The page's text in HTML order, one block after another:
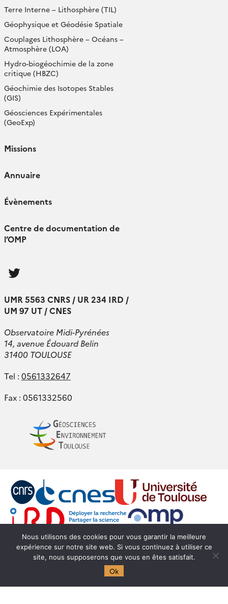
Terre Interne – Lithosphère (TIL)
Géophysique et Géodésie Spatiale
Couplages Lithosphère – Océans –
Atmosphère (LOA)
Hydro-biogéochimie de la zone
critique (HBZC)
Géochimie des Isotopes Stables
(GIS)
Géosciences Expérimentales
(GeoExp)
Missions
Annuaire
Évènements
Centre de documentation de
l’OMP
UMR 5563 CNRS / UR 234 IRD /
UM 97 UT / CNES
Observatoire Midi-Pyrénées
14, avenue Édouard Belin
31400 TOULOUSE
Tel : 0561332647
Fax : 0561332560
Mentions légales Intranet Webmail Login
Nous utilisons des cookies pour vous garantir la meilleure
expérience sur notre site web. Si vous continuez à utiliser ce
site, nous supposerons que vous en êtes satisfait.
Ok